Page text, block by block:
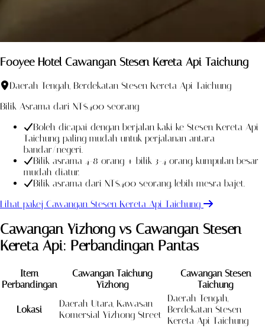
Fooyee Hotel Cawangan Stesen Kereta Api Taichung
Daerah Tengah, Berdekatan Stesen Kereta Api Taichung
Bilik Asrama dari NT$400 seorang
Boleh dicapai dengan berjalan kaki ke Stesen Kereta Api
Taichung, paling mudah untuk perjalanan antara
bandar/negeri.
Bilik asrama 4-8 orang + bilik 3-4 orang, kumpulan besar
mudah diatur.
Bilik asrama dari NT$400 seorang, lebih mesra bajet.
Lihat pakej Cawangan Stesen Kereta Api Taichung
Cawangan Yizhong vs Cawangan Stesen
Kereta Api: Perbandingan Pantas
Item
Perbandingan
Cawangan Taichung
Yizhong
Cawangan Stesen
Taichung
Lokasi
Daerah Utara, Kawasan
Komersial Yizhong Street
Daerah Tengah,
Berdekatan Stesen
Kereta Api Taichung